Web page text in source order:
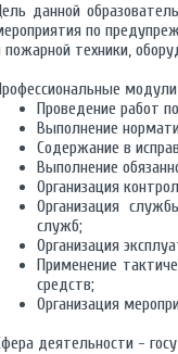
данной
по
пожарной техники,
Проведение работ
Выполнение
Содержание в
Выполнение
Организация
Организация
служб;
Организация
Применение
средств;
Организация
деятельности -